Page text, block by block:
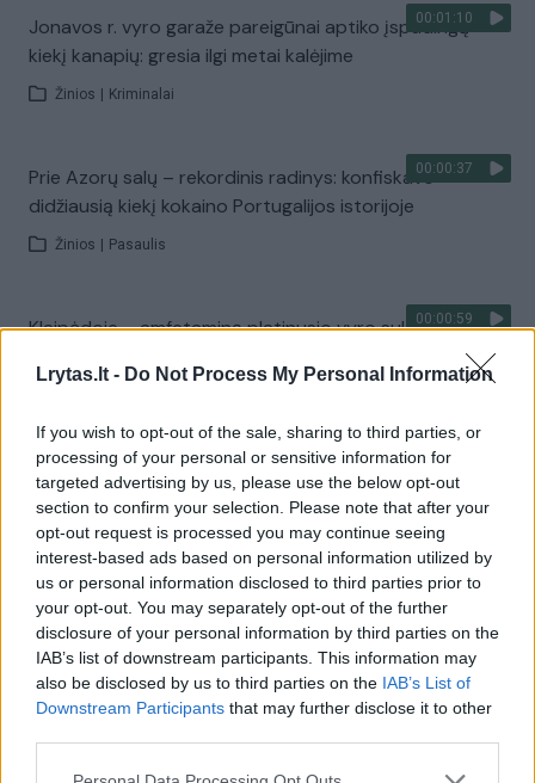
Lrytas.lt - Do Not Process My Personal Information
If you wish to opt-out of the sale, sharing to third parties, or
processing of your personal or sensitive information for
targeted advertising by us, please use the below opt-out
section to confirm your selection. Please note that after your
opt-out request is processed you may continue seeing
interest-based ads based on personal information utilized by
us or personal information disclosed to third parties prior to
your opt-out. You may separately opt-out of the further
disclosure of your personal information by third parties on the
IAB’s list of downstream participants. This information may
also be disclosed by us to third parties on the IAB’s List of
Downstream Participants that may further disclose it to other
00:01:10
Jonavos r. vyro garaže pareigūnai aptiko įspūdingą
kiekį kanapių: gresia ilgi metai kalėjime
Žinios Kriminalai
00:00:37
Prie Azorų salų – rekordinis radinys: konfiskavo
didžiausią kiekį kokaino Portugalijos istorijoje
Žinios Pasaulis
00:00:59
Klaipėdoje – amfetaminą platinusio vyro sulaikymas: už
Europoje atskleistas didelis sintetinių narkotikų tinklas:
veikla buvo koordinuojama iš Lenkijos
Pasaulis
Venesuela paviešino sėkmingą laimikį: konfiskavo 6,85
tonos narkotikų